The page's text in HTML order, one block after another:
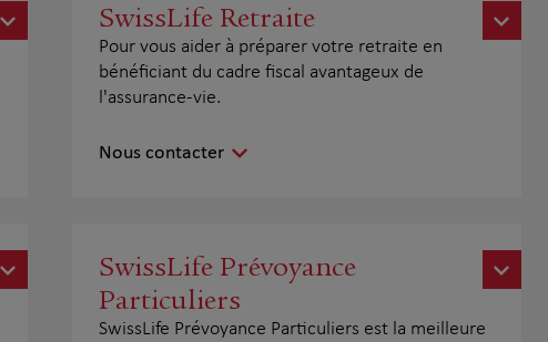
SwissLife Retraite
Pour vous aider à préparer votre retraite en
bénéficiant du cadre fiscal avantageux de
l'assurance-vie.
Nous contacter
SwissLife Prévoyance
Particuliers
SwissLife Prévoyance Particuliers est la meilleure